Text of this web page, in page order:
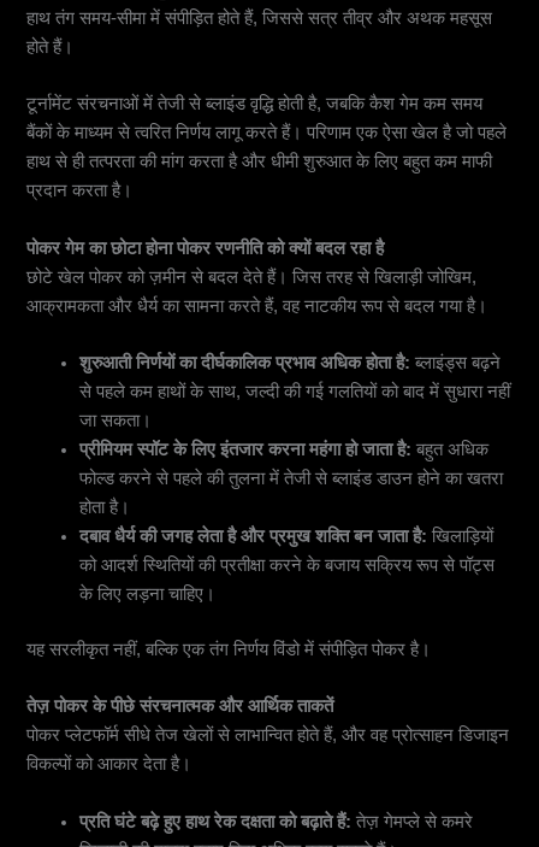
हाथ तंग समय-सीमा में संपीड़ित होते हैं, जिससे सत्र तीव्र और अथक महसूस
होते हैं।
टूर्नामेंट संरचनाओं में तेजी से ब्लाइंड वृद्धि होती है, जबकि कैश गेम कम समय
बैंकों के माध्यम से त्वरित निर्णय लागू करते हैं। परिणाम एक ऐसा खेल है जो पहले
हाथ से ही तत्परता की मांग करता है और धीमी शुरुआत के लिए बहुत कम माफी
प्रदान करता है।
पोकर गेम का छोटा होना पोकर रणनीति को क्यों बदल रहा है
छोटे खेल पोकर को ज़मीन से बदल देते हैं। जिस तरह से खिलाड़ी जोखिम,
आक्रामकता और धैर्य का सामना करते हैं, वह नाटकीय रूप से बदल गया है।
शुरुआती निर्णयों का दीर्घकालिक प्रभाव अधिक होता है:ब्लाइंड्स बढ़ने
से पहले कम हाथों के साथ, जल्दी की गई गलतियों को बाद में सुधारा नहीं
जा सकता।
प्रीमियम स्पॉट के लिए इंतजार करना महंगा हो जाता है:बहुत अधिक
फोल्ड करने से पहले की तुलना में तेजी से ब्लाइंड डाउन होने का खतरा
होता है।
दबाव धैर्य की जगह लेता है और प्रमुख शक्ति बन जाता है:खिलाड़ियों
को आदर्श स्थितियों की प्रतीक्षा करने के बजाय सक्रिय रूप से पॉट्स
के लिए लड़ना चाहिए।
यह सरलीकृत नहीं, बल्कि एक तंग निर्णय विंडो में संपीड़ित पोकर है।
तेज़ पोकर के पीछे संरचनात्मक और आर्थिक ताकतें
पोकर प्लेटफॉर्म सीधे तेज खेलों से लाभान्वित होते हैं, और वह प्रोत्साहन डिजाइन
विकल्पों को आकार देता है।
प्रति घंटे बढ़े हुए हाथ रेक दक्षता को बढ़ाते हैं:तेज़ गेमप्ले से कमरे